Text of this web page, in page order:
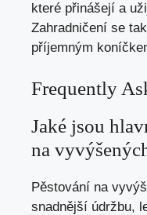
které přinášejí a
Zahradničení se
příjemným
Frequently
Jaké jsou
na
Pěstování na
snadnější údržbu,